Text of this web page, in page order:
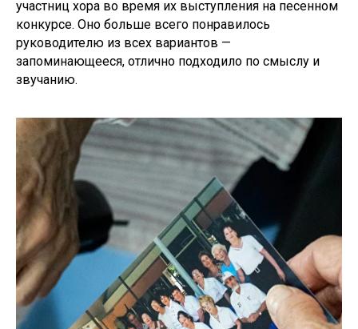
участниц хора во время их выступления на песенном
конкурсе. Оно больше всего понравилось
руководителю из всех вариантов —
запоминающееся, отлично подходило по смыслу и
звучанию.